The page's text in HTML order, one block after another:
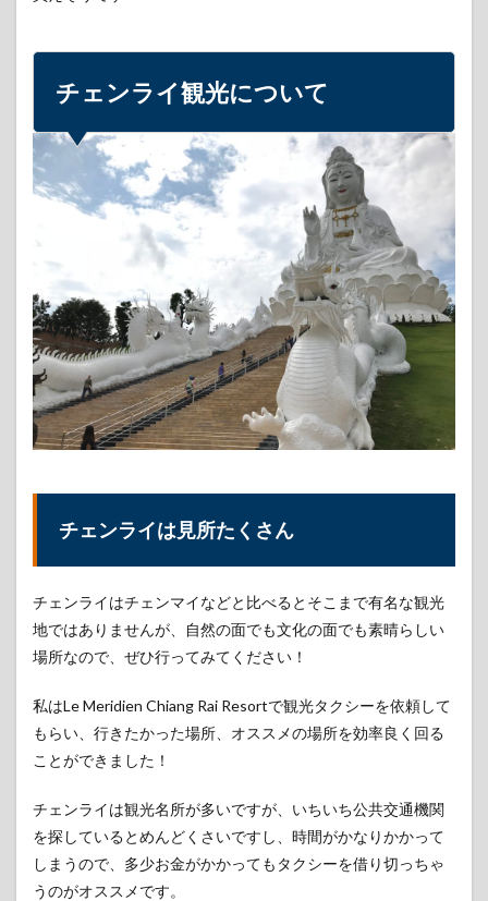
チェンライ観光について
チェンライは見所たくさん
チェンライはチェンマイなどと比べるとそこまで有名な観光
地ではありませんが、自然の面でも文化の面でも素晴らしい
場所なので、ぜひ行ってみてください！
私はLe Meridien Chiang Rai Resortで観光タクシーを依頼して
もらい、行きたかった場所、オススメの場所を効率良く回る
ことができました！
チェンライは観光名所が多いですが、いちいち公共交通機関
を探しているとめんどくさいですし、時間がかなりかかって
しまうので、多少お金がかかってもタクシーを借り切っちゃ
うのがオススメです。